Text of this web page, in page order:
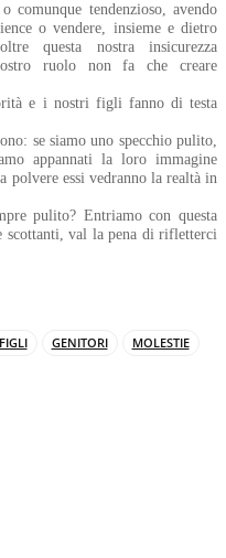
comunque tendenzioso, avendo
o vendere, insieme e dietro
questa nostra insicurezza
ruolo non fa che creare
e i nostri figli fanno di testa
se siamo uno specchio pulito,
appannati la loro immagine
polvere essi vedranno la realtà in
pulito? Entriamo con questa
scottanti, val la pena di rifletterci
FIGLI GENITORI MOLESTIE